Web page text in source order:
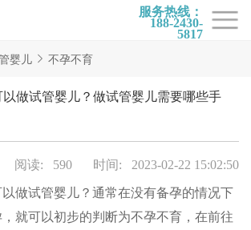
服务热线：
188-2430-
5817
婴儿 不孕不育
做试管婴儿？做试管婴儿需要哪些手
阅读: 590 时间: 2023-02-22 15:02:50
做试管婴儿？通常在没有备孕的情况下
就可以初步的判断为不孕不育，在前往